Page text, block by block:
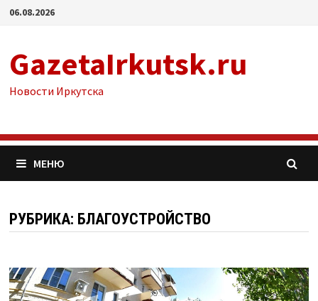
Перейти
06.08.2026
GazetaIrkutsk.ru
Новости Иркутска
МЕНЮ
РУБРИКА: БЛАГОУСТРОЙСТВО